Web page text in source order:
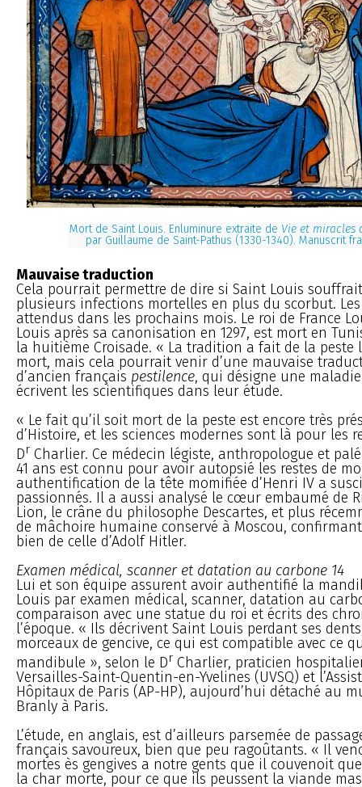
Mort de Saint Louis. Enluminure extraite de Vie et miracles
par Guillaume de Saint-Pathus (1330-1340). Manuscrit
Mauvaise traduction
Cela pourrait permettre de dire si Saint Louis
plusieurs infections mortelles en plus du scorbut.
attendus dans les prochains mois. Le roi de France
Louis après sa canonisation en 1297, est mort en
la huitième Croisade. « La tradition a fait de la peste
mort, mais cela pourrait venir d’une mauvaise
d’ancien français pestilence, qui désigne une
écrivent les scientifiques dans leur étude.
« Le fait qu’il soit mort de la peste est encore très
d’Histoire, et les sciences modernes sont là pour les
Dr Charlier. Ce médecin légiste, anthropologue et
41 ans est connu pour avoir autopsié les restes de
authentification de la tête momifiée d’Henri IV a
passionnés. Il a aussi analysé le cœur embaumé de
Lion, le crâne du philosophe Descartes, et plus
de mâchoire humaine conservé à Moscou, confirmant
bien de celle d’Adolf Hitler.
Examen médical, scanner et datation au carbone 14
Lui et son équipe assurent avoir authentifié la
Louis par examen médical, scanner, datation au
comparaison avec une statue du roi et écrits des
l’époque. « Ils décrivent Saint Louis perdant ses
morceaux de gencive, ce qui est compatible avec ce
mandibule », selon le Dr Charlier, praticien
Versailles-Saint-Quentin-en-Yvelines (UVSQ) et
Hôpitaux de Paris (AP-HP), aujourd’hui détaché au
Branly à Paris.
L’étude, en anglais, est d’ailleurs parsemée de
français savoureux, bien que peu ragoûtants. « Il
mortes ès gengives a notre gents que il couvenoit
la char morte, pour ce que ils peussent la viande